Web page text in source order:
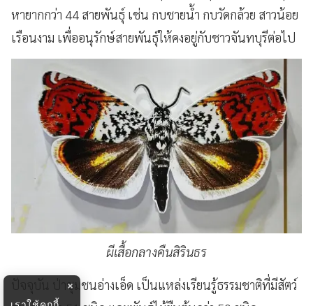
หายากกว่า 44 สายพันธุ์ เช่น กบชายน้ำ กบวัดกล้วย สาวน้อย
เรือนงาม เพื่ออนุรักษ์สายพันธุ์ให้คงอยู่กับชาวจันทบุรีต่อไป
ผีเสื้อกลางคืนสิรินธร
ปัจจุบัน ป่าชุมชนอ่างเอ็ด เป็นแหล่งเรียนรู้ธรรมชาติที่มีสัตว์
×